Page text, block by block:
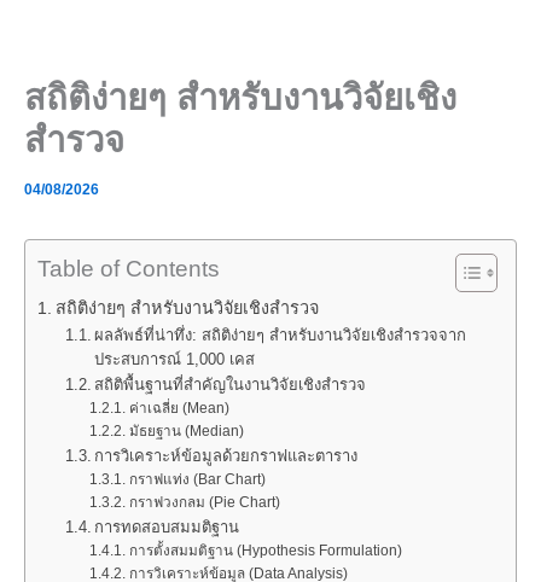
สถิติง่ายๆ สำหรับงานวิจัยเชิง
สำรวจ
04/08/2026
Table of Contents
สถิติง่ายๆ สำหรับงานวิจัยเชิงสำรวจ
ผลลัพธ์ที่น่าทึ่ง: สถิติง่ายๆ สำหรับงานวิจัยเชิงสำรวจจาก
ประสบการณ์ 1,000 เคส
สถิติพื้นฐานที่สำคัญในงานวิจัยเชิงสำรวจ
ค่าเฉลี่ย (Mean)
มัธยฐาน (Median)
การวิเคราะห์ข้อมูลด้วยกราฟและตาราง
กราฟแท่ง (Bar Chart)
กราฟวงกลม (Pie Chart)
การทดสอบสมมติฐาน
การตั้งสมมติฐาน (Hypothesis Formulation)
การวิเคราะห์ข้อมูล (Data Analysis)